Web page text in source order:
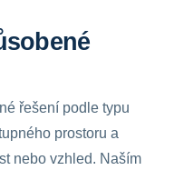
řešení podle typu
prostoru a
nebo vzhled. Naším